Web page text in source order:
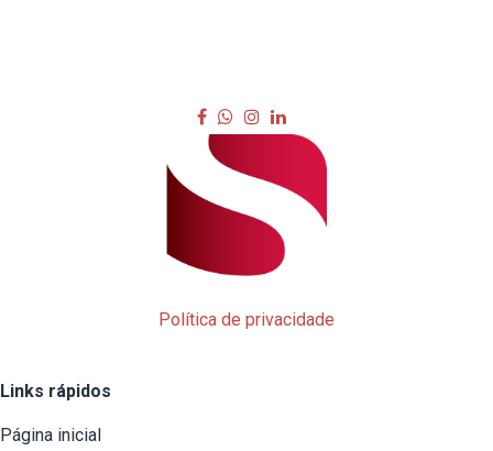
Política de privacidade
Links rápidos
Página inicial